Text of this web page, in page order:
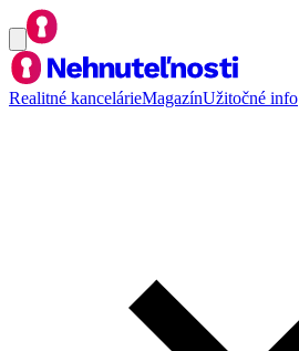
Realitné kancelárieMagazínUžitočné info